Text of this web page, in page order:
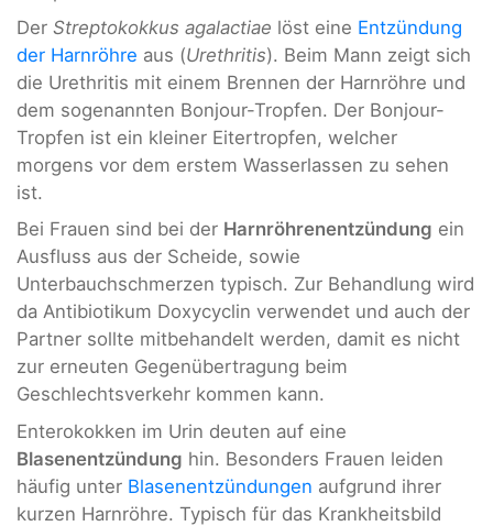
Der Streptokokkus agalactiae löst eine Entzündung
der Harnröhre aus (Urethritis). Beim Mann zeigt sich
die Urethritis mit einem Brennen der Harnröhre und
dem sogenannten Bonjour-Tropfen. Der Bonjour-
Tropfen ist ein kleiner Eitertropfen, welcher
morgens vor dem erstem Wasserlassen zu sehen
ist.
Bei Frauen sind bei der Harnröhrenentzündung ein
Ausfluss aus der Scheide, sowie
Unterbauchschmerzen typisch. Zur Behandlung wird
da Antibiotikum Doxycyclin verwendet und auch der
Partner sollte mitbehandelt werden, damit es nicht
zur erneuten Gegenübertragung beim
Geschlechtsverkehr kommen kann.
Enterokokken im Urin deuten auf eine
Blasenentzündung hin. Besonders Frauen leiden
häufig unter Blasenentzündungen aufgrund ihrer
kurzen Harnröhre. Typisch für das Krankheitsbild